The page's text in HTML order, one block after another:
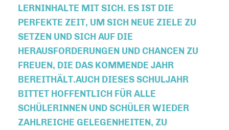
LERNINHALTE MIT SICH. ES IST DIE
PERFEKTE ZEIT, UM SICH NEUE ZIELE ZU
SETZEN UND SICH AUF DIE
HERAUSFORDERUNGEN UND CHANCEN ZU
FREUEN, DIE DAS KOMMENDE JAHR
BEREITHÄLT.AUCH DIESES SCHULJAHR
BITTET HOFFENTLICH FÜR ALLE
SCHÜLERINNEN UND SCHÜLER WIEDER
ZAHLREICHE GELEGENHEITEN, ZU